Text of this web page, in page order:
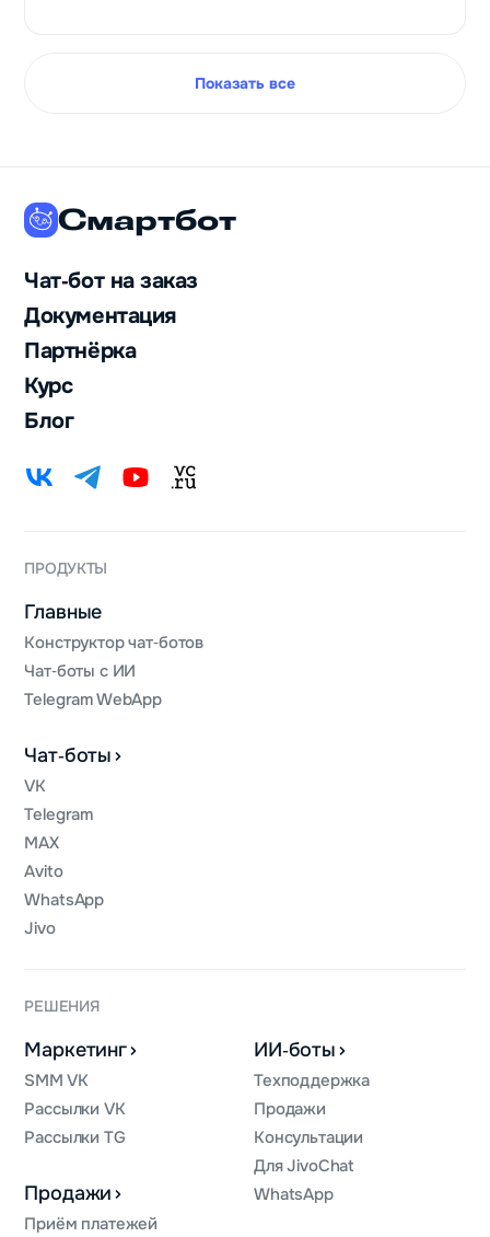
Показать все
Смартбот
Чат‑бот на заказ
Документация
Партнёрка
Курс
Блог
ПРОДУКТЫ
Главные
Конструктор чат‑ботов
Чат‑боты с ИИ
Telegram WebApp
Чат‑боты
VK
Telegram
MAX
Avito
WhatsApp
Jivo
РЕШЕНИЯ
Маркетинг
SMM VK
Рассылки VK
Рассылки TG
Продажи
Приём платежей
ИИ‑боты
Техподдержка
Продажи
Консультации
Для JivoChat
WhatsApp